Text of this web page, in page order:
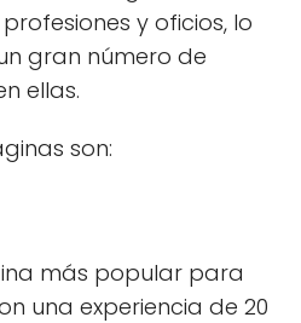
y oficios, lo
gran número de
ellas.
son:
más popular para
una experiencia de 20